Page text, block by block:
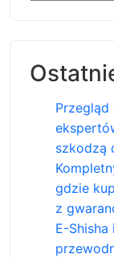
Przegląd
szkodzą
gdzie
z
E-